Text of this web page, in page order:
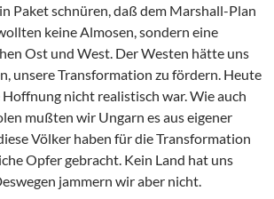
Paket schnüren, daß dem Marshall-Plan
keine Almosen, sondern eine
Ost und West. Der Westen hätte uns
unsere Transformation zu fördern. Heute
nicht realistisch war. Wie auch
mußten wir Ungarn es aus eigener
Völker haben für die Transformation
Opfer gebracht. Kein Land hat uns
jammern wir aber nicht.